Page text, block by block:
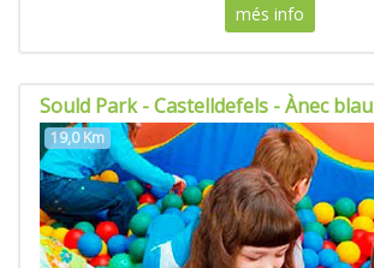
més info
Sould Park - Castelldefels - Ànec blau
19,0 Km